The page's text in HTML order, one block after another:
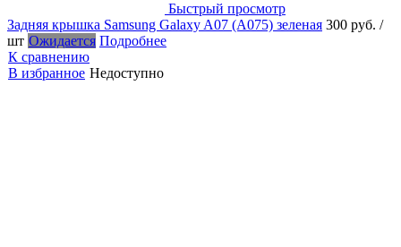
Быстрый просмотр
Задняя крышка Samsung Galaxy A07 (A075) зеленая 300 руб. /
шт Ожидается Подробнее
К сравнению
В избранное Недоступно